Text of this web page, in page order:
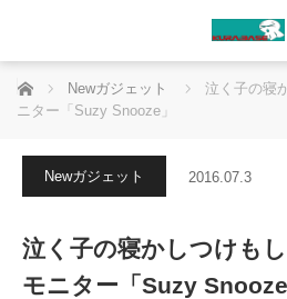
ホーム Newガジェット
泣く子の寝
ニター「Suzy Snooze」
Newガジェット 2016.07.3
泣く子の寝かしつけも
モニター「Suzy Snooze